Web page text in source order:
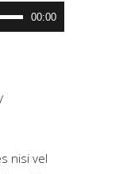
00:00
nisi vel